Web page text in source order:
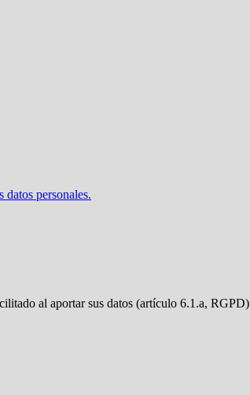
personales.
al aportar sus datos (artículo 6.1.a, RGPD)